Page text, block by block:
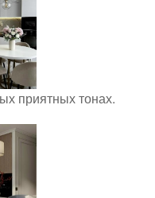
приятных тонах.